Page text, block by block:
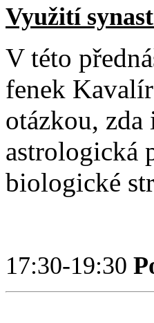
Využití
V této
fenek
otázkou,
astrologická
biologické
17:30-19:30